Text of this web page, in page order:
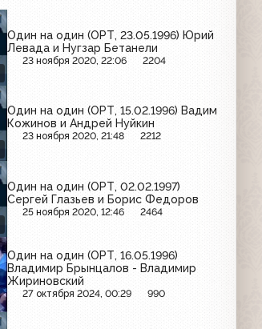
Один на один (ОРТ, 23.05.1996) Юрий
Левада и Нугзар Бетанели
23 ноября 2020, 22:06 2204
Один на один (ОРТ, 15.02.1996) Вадим
Кожинов и Андрей Нуйкин
23 ноября 2020, 21:48 2212
Один на один (ОРТ, 02.02.1997)
Сергей Глазьев и Борис Федоров
25 ноября 2020, 12:46 2464
Один на один (ОРТ, 16.05.1996)
Владимир Брынцалов - Владимир
Жириновский
27 октября 2024, 00:29 990